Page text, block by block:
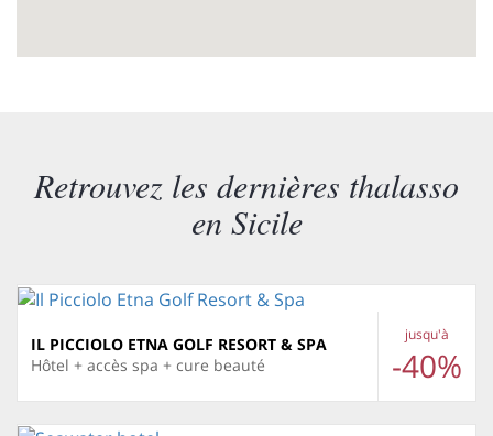
Retrouvez les dernières thalasso
en Sicile
IL PICCIOLO ETNA GOLF RESORT & SPA
Hôtel + accès spa + cure beauté
jusqu'à
-40%